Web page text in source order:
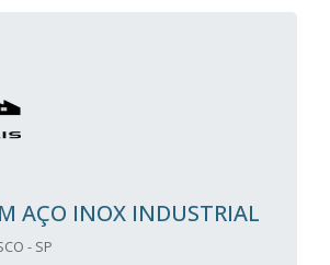
AÇO INOX INDUSTRIAL
- SP